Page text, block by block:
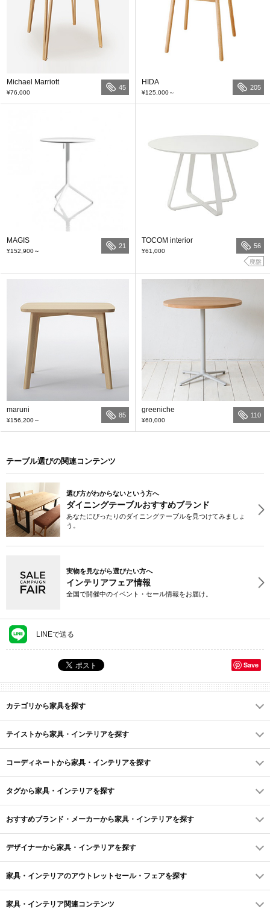
Michael Marriott
¥76,000
45
HIDA
¥125,000～
205
MAGIS
¥152,900～
21
TOCOM interior
¥61,000
56
廃盤
maruni
¥156,200～
85
greeniche
¥60,000
110
テーブル選びの関連コンテンツ
選び方がわからないという方へ
ダイニングテーブルおすすめブランド
あなたにぴったりのダイニングテーブルを見つけてみましょ
う。
実物を見ながら選びたい方へ
インテリアフェア情報
全国で開催中のイベント・セール情報をお届け。
LINEで送る
Save
カテゴリから家具を探す
テイストから家具・インテリアを探す
コーディネートから家具・インテリアを探す
タグから家具・インテリアを探す
おすすめブランド・メーカーから家具・インテリアを探す
デザイナーから家具・インテリアを探す
家具・インテリアのアウトレットセール・フェアを探す
家具・インテリア関連コンテンツ